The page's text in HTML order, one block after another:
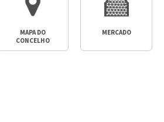
MAPA DO
CONCELHO
MERCADO